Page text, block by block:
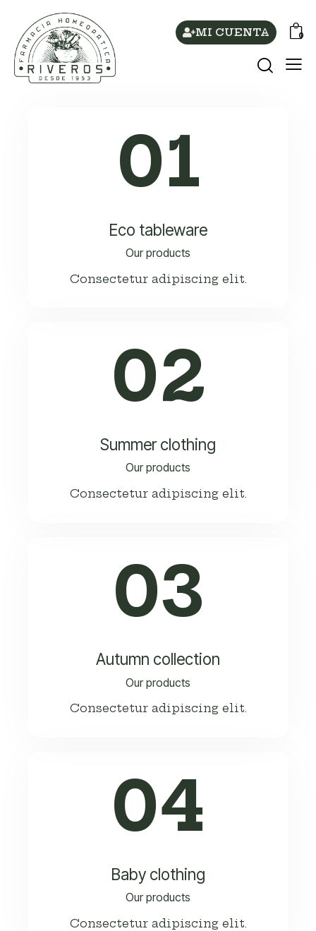
MI CUENTA 0
01
Eco tableware
Our products
Consectetur adipiscing elit.
02
Summer clothing
Our products
Consectetur adipiscing elit.
03
Autumn collection
Our products
Consectetur adipiscing elit.
04
Baby clothing
Our products
Consectetur adipiscing elit.